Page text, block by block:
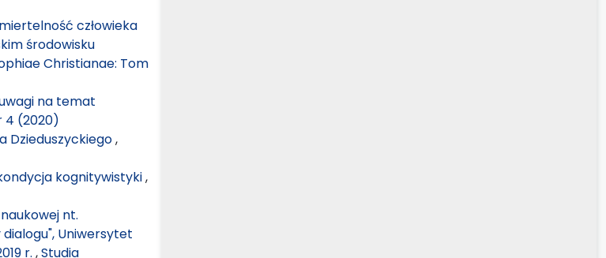
człowieka
środowisku
Christianae: Tom
na temat
4 (2020)
Dzieduszyckiego,
kognitywistyki,
nt.
Uniwersytet
r. ,Studia